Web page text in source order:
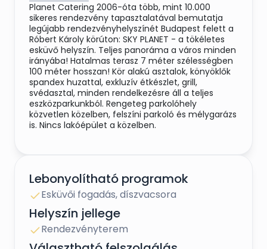
Planet Catering 2006-óta több, mint 10.000
sikeres rendezvény tapasztalatával bemutatja
legújabb rendezvényhelyszínét Budapest felett a
Róbert Károly körúton: SKY PLANET - a tökéletes
esküvő helyszín. Teljes panoráma a város minden
irányába! Hatalmas terasz 7 méter szélességben
100 méter hosszan! Kör alakú asztalok, könyöklők
spandex huzattal, exkluzív étkészlet, grill,
svédasztal, minden rendelkezésre áll a teljes
eszközparkunkból. Rengeteg parkolóhely
közvetlen közelben, felszíni parkoló és mélygarázs
is. Nincs lakóépület a közelben.
Lebonyolítható programok
Esküvői fogadás, díszvacsora
Helyszín jellege
Rendezvényterem